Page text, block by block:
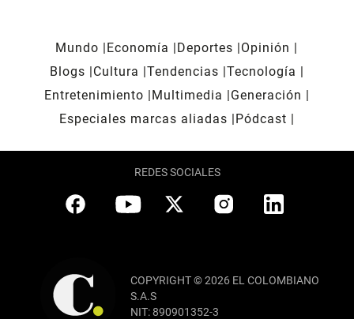
Mundo Economía Deportes
Opinión
Blogs
Cultura Tendencias Tecnología
Entretenimiento
Multimedia
Generación
Especiales marcas aliadas
Pódcast
REDES SOCIALES
COPYRIGHT © 2026 EL COLOMBIANO
S.A.S
NIT: 890901352-3